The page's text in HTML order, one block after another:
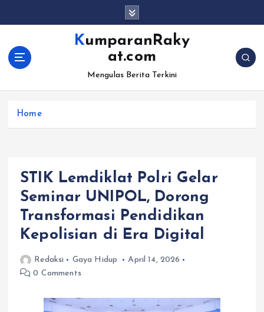
KumparanRaky
at.com
Mengulas Berita Terkini
Home
STIK Lemdiklat Polri Gelar
Seminar UNIPOL, Dorong
Transformasi Pendidikan
Kepolisian di Era Digital
Redaksi Gaya Hidup
April 14, 2026
0 Comments